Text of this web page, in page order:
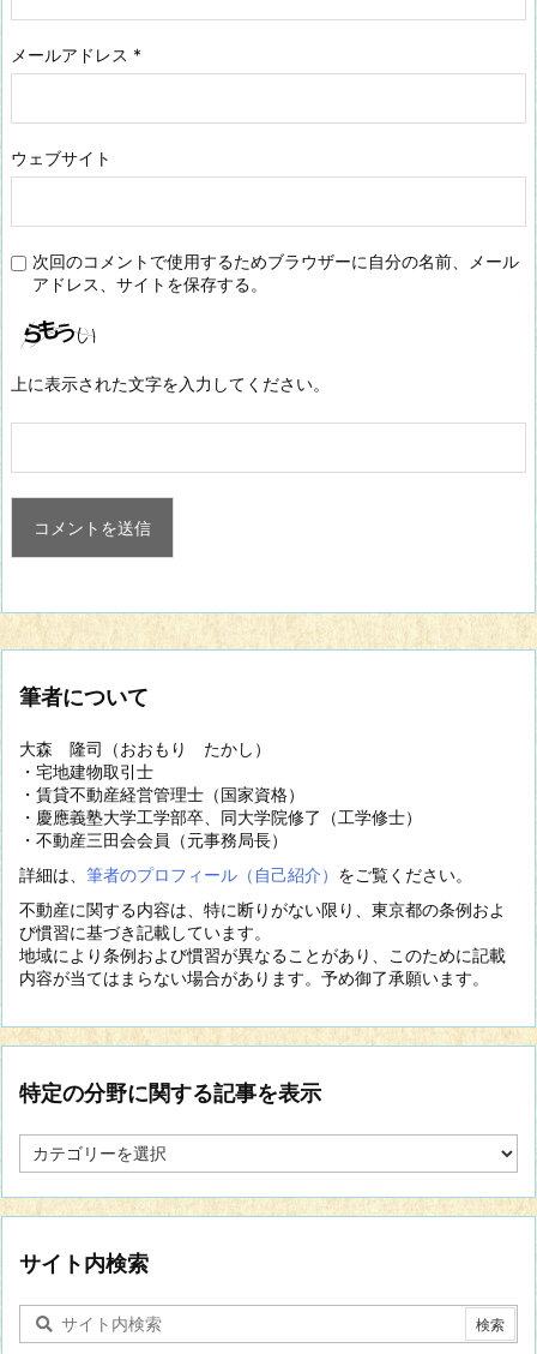
メールアドレス *
ウェブサイト
次回のコメントで使用するためブラウザーに自分の名前、メール
アドレス、サイトを保存する。
上に表示された文字を入力してください。
筆者について
大森 隆司（おおもり たかし）
・宅地建物取引士
・賃貸不動産経営管理士（国家資格）
・慶應義塾大学工学部卒、同大学院修了（工学修士）
・不動産三田会会員（元事務局長）
詳細は、 筆者のプロフィール（自己紹介） をご覧ください。
不動産に関する内容は、特に断りがない限り、東京都の条例およ
び慣習に基づき記載しています。
地域により条例および慣習が異なることがあり、このために記載
内容が当てはまらない場合があります。予め御了承願います。
特定の分野に関する記事を表示
定
分
に
関
す
記
サイト内検索